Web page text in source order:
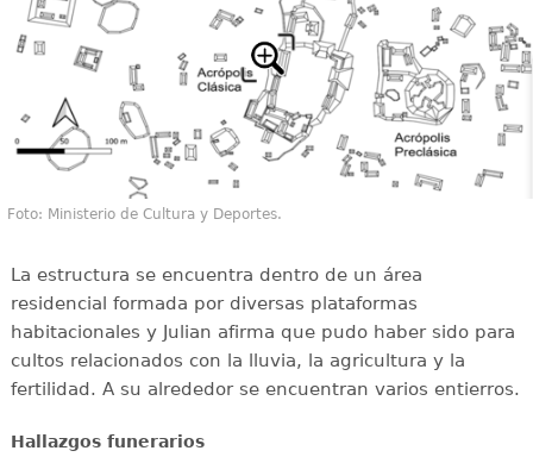
Foto: Ministerio de Cultura y Deportes.
La estructura se encuentra dentro de un área
residencial formada por diversas plataformas
habitacionales y Julian afirma que pudo haber sido para
cultos relacionados con la lluvia, la agricultura y la
fertilidad. A su alrededor se encuentran varios entierros.
Hallazgos funerarios